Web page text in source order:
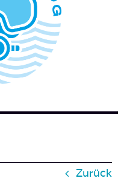
TAUCHERBLOG?
Zurück